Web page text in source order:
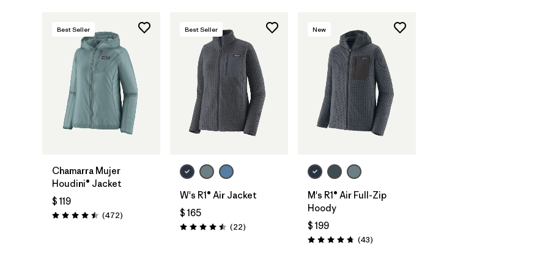
Best Seller
Chamarra Mujer
Houdini® Jacket
$ 119
Valoración: 4.5 / 5
(472Comentarios
)
Best Seller
W's R1® Air Jacket
$ 165
Valoración: 4.5 / 5
(22Comentarios
)
New
M's R1® Air Full-Zip
Hoody
$ 199
Valoración: 4.7 / 5
(43Comentarios
)